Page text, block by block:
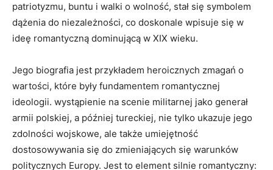
patriotyzmu, buntu‍ i ‌walki o wolność, stał się ​symbolem
dążenia do niezależności, co⁢ doskonale wpisuje się w
ideę romantyczną dominującą w XIX ⁣wieku.
Jego biografia jest przykładem heroicznych zmagań o
wartości, które były fundamentem romantycznej
ideologii. wystąpienie na scenie militarnej jako generał ​
armii polskiej, a później tureckiej, nie tylko ukazuje ​jego
zdolności wojskowe, ale także umiejętność
dostosowywania się do ⁣zmieniających się warunków
politycznych Europy. Jest to element silnie romantyczny: